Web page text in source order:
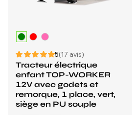
5(17 avis)
Tracteur électrique
enfant TOP-WORKER
12V avec godets et
remorque, 1 place, vert,
siège en PU souple